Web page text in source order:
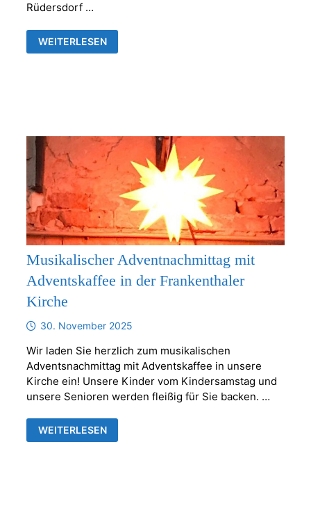
Rüdersdorf …
VERBINDLICHE
ZUSAMMENARBEIT
ZWISCHEN
KRAFTSDORF
AB
1.1.2026
WEITERLESEN
Musikalischer Adventnachmittag mit
Adventskaffee in der Frankenthaler
Kirche
30. November 2025
Wir laden Sie herzlich zum musikalischen
Adventsnachmittag mit Adventskaffee in unsere
Kirche ein! Unsere Kinder vom Kindersamstag und
unsere Senioren werden fleißig für Sie backen. …
MUSIKALISCHER
ADVENTNACHMITTAG
WEITERLESEN